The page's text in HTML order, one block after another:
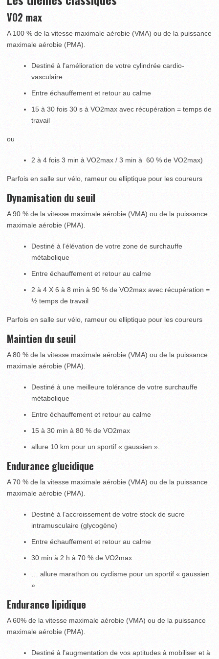
VO2 max
A 100 % de la vitesse maximale aérobie (VMA) ou de la puissance
maximale aérobie (PMA).
Destiné à l’amélioration de votre cylindrée cardio-
vasculaire
Entre échauffement et retour au calme
15 à 30 fois 30 s à VO2max avec récupération = temps de
travail
ou
2 à 4 fois 3 min à VO2max / 3 min à 60 % de VO2max)
Parfois en salle sur vélo, rameur ou elliptique pour les coureurs
Dynamisation du seuil
A 90 % de la vitesse maximale aérobie (VMA) ou de la puissance
maximale aérobie (PMA).
Destiné à l’élévation de votre zone de surchauffe
métabolique
Entre échauffement et retour au calme
2 à 4 X 6 à 8 min à 90 % de VO2max avec récupération =
½ temps de travail
Parfois en salle sur vélo, rameur ou elliptique pour les coureurs
Maintien du seuil
A 80 % de la vitesse maximale aérobie (VMA) ou de la puissance
maximale aérobie (PMA).
Destiné à une meilleure tolérance de votre surchauffe
métabolique
Entre échauffement et retour au calme
15 à 30 min à 80 % de VO2max
allure 10 km pour un sportif « gaussien ».
Endurance glucidique
A 70 % de la vitesse maximale aérobie (VMA) ou de la puissance
maximale aérobie (PMA).
Destiné à l’accroissement de votre stock de sucre
intramusculaire (glycogène)
Entre échauffement et retour au calme
30 min à 2 h à 70 % de VO2max
… allure marathon ou cyclisme pour un sportif « gaussien
»
Endurance lipidique
A 60% de la vitesse maximale aérobie (VMA) ou de la puissance
maximale aérobie (PMA).
Destiné à l’augmentation de vos aptitudes à mobiliser et à